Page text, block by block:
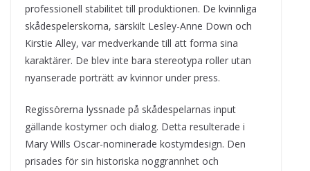
professionell stabilitet till produktionen. De kvinnliga
skådespelerskorna, särskilt Lesley-Anne Down och
Kirstie Alley, var medverkande till att forma sina
karaktärer. De blev inte bara stereotypa roller utan
nyanserade porträtt av kvinnor under press.
Regissörerna lyssnade på skådespelarnas input
gällande kostymer och dialog. Detta resulterade i
Mary Wills Oscar-nominerade kostymdesign. Den
prisades för sin historiska noggrannhet och